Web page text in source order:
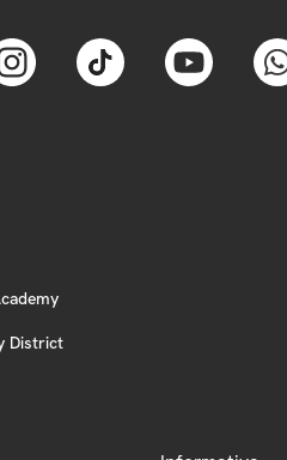
District